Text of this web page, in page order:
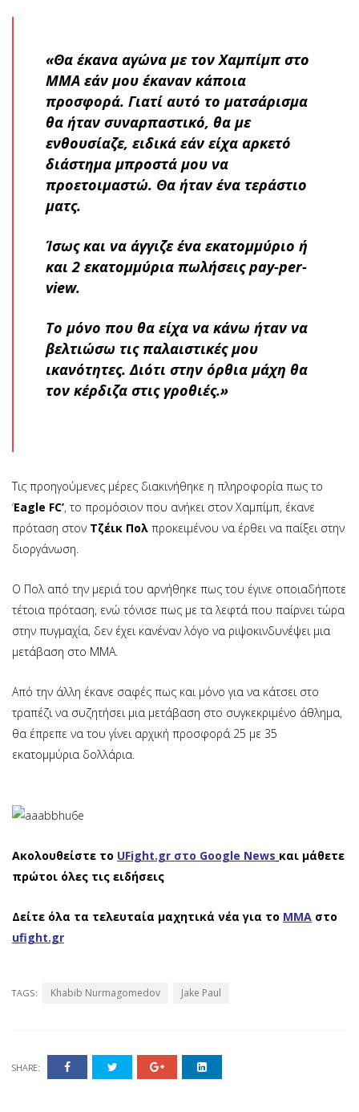
«Θα έκανα αγώνα με τον Χαμπίμπ στο
ΜΜΑ εάν μου έκαναν κάποια
προσφορά. Γιατί αυτό το ματσάρισμα
θα ήταν συναρπαστικό, θα με
ενθουσίαζε, ειδικά εάν είχα αρκετό
διάστημα μπροστά μου να
προετοιμαστώ. Θα ήταν ένα τεράστιο
ματς.
Ίσως και να άγγιζε ένα εκατομμύριο ή
και 2 εκατομμύρια πωλήσεις pay-per-
view.
Το μόνο που θα είχα να κάνω ήταν να
βελτιώσω τις παλαιστικές μου
ικανότητες. Διότι στην όρθια μάχη θα
τον κέρδιζα στις γροθιές.»
Τις προηγούμενες μέρες διακινήθηκε η πληροφορία πως το
‘Eagle FC’, το προμόσιον που ανήκει στον Χαμπίμπ, έκανε
πρόταση στον Τζέικ Πολ προκειμένου να έρθει να παίξει στην
διοργάνωση.
Ο Πολ από την μεριά του αρνήθηκε πως του έγινε οποιαδήποτε
τέτοια πρόταση, ενώ τόνισε πως με τα λεφτά που παίρνει τώρα
στην πυγμαχία, δεν έχει κανέναν λόγο να ριψοκινδυνέψει μια
μετάβαση στο ΜΜΑ.
Από την άλλη έκανε σαφές πως και μόνο για να κάτσει στο
τραπέζι να συζητήσει μια μετάβαση στο συγκεκριμένο άθλημα,
θα έπρεπε να του γίνει αρχική προσφορά 25 με 35
εκατομμύρια δολλάρια.
Ακολουθείστε το UFight.gr στο Google News και μάθετε
πρώτοι όλες τις ειδήσεις
Δείτε όλα τα τελευταία μαχητικά νέα για το ΜΜΑ στο
ufight.gr
TAGS: Khabib Nurmagomedov Jake Paul
SHARE: